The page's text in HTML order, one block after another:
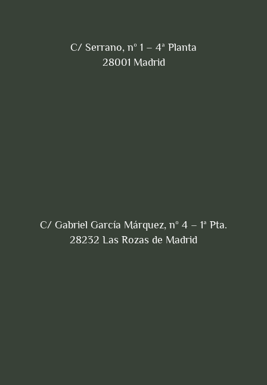
C/ Serrano, nº 1 – 4ª Planta
28001 Madrid
C/ Gabriel García Márquez, nº 4 – 1ª Pta.
28232 Las Rozas de Madrid